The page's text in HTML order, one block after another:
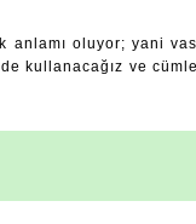
anlamı oluyor; yani
kullanacağız ve